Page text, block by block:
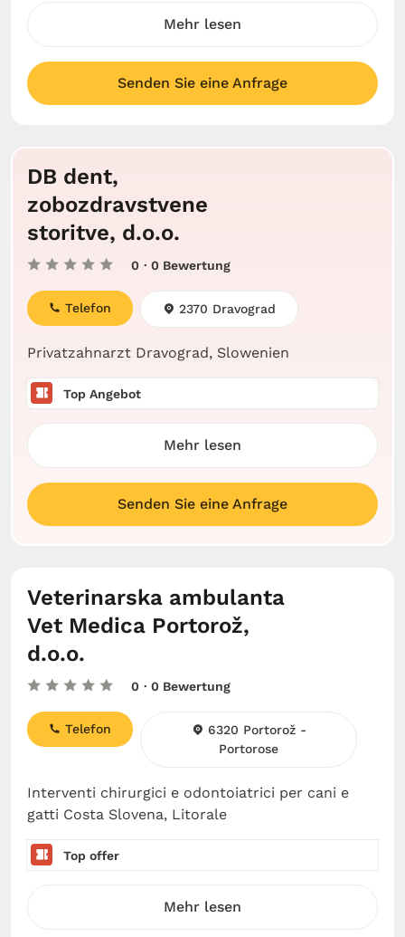
Mehr lesen
Senden Sie eine Anfrage
DB dent,
zobozdravstvene
storitve, d.o.o.
0 · 0 Bewertung
Privatzahnarzt Dravograd, Slowenien
Telefon 2370 Dravograd
Top Angebot
Mehr lesen
Senden Sie eine Anfrage
Veterinarska ambulanta
Vet Medica Portorož,
d.o.o.
0 · 0 Bewertung
Interventi chirurgici e odontoiatrici per cani e
gatti Costa Slovena, Litorale
Telefon
6320 Portorož -
Portorose
Top offer
Mehr lesen